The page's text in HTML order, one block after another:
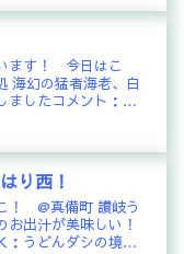
展示場内は撮影が許
様はデザインをお
ます！ 今日はこ
海幻の猛者海老、白
ましたコメント：
〜Ｈ／Ｙ：ちょっと
ココは美味しいで
り西！
！ @真備町 讃岐う
お出汁が美味しい！
：うどんダシの境目